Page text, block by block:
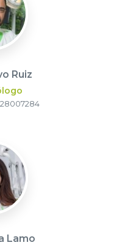
Ruiz
Lamo